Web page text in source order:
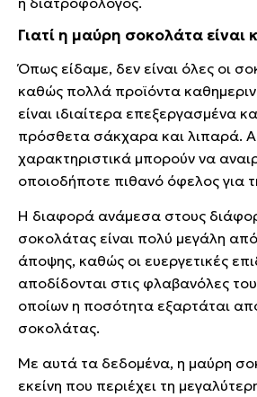
Γιατί η μαύρη σοκολάτα είναι
Όπως είδαμε, δεν είναι όλες οι
καθώς πολλά προϊόντα
είναι ιδιαίτερα επεξεργασμένα
πρόσθετα σάκχαρα και λιπαρά.
χαρακτηριστικά μπορούν να
οποιοδήποτε πιθανό όφελος για
Η διαφορά ανάμεσα στους
σοκολάτας είναι πολύ μεγάλη
άποψης, καθώς οι ευεργετικές
αποδίδονται στις φλαβανόλες
οποίων η ποσότητα εξαρτάται
σοκολάτας.
Με αυτά τα δεδομένα, η μαύρη
εκείνη που περιέχει τη